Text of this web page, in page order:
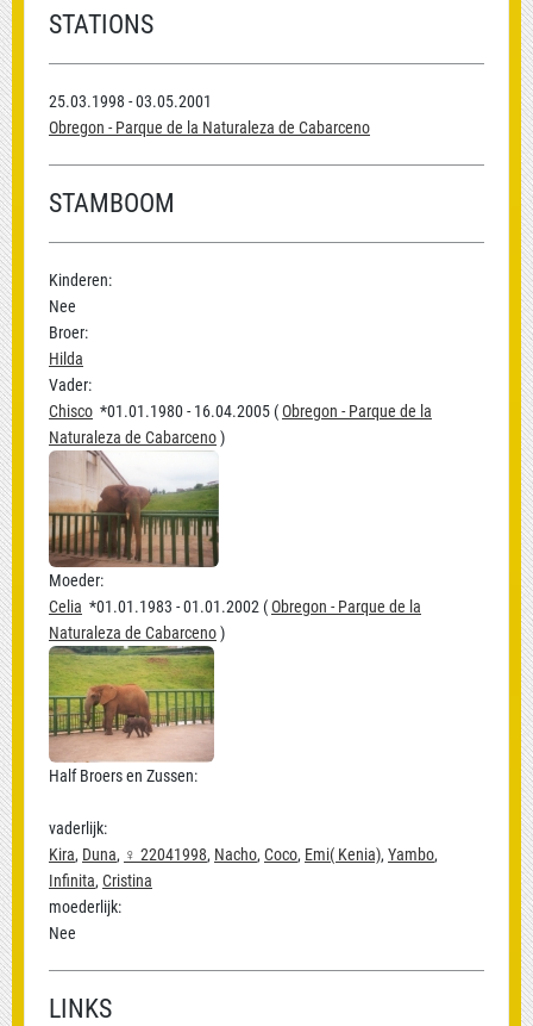
STATIONS
25.03.1998 - 03.05.2001
Obregon - Parque de la Naturaleza de Cabarceno
STAMBOOM
Kinderen:
Nee
Broer:
Hilda
Vader:
Chisco *01.01.1980 - 16.04.2005 (Obregon - Parque de la
Naturaleza de Cabarceno)
Moeder:
Celia *01.01.1983 - 01.01.2002 (Obregon - Parque de la
Naturaleza de Cabarceno)
Half Broers en Zussen:
vaderlijk:
Kira, Duna, ♀ 22041998, Nacho, Coco, Emi( Kenia), Yambo,
Infinita, Cristina
moederlijk:
Nee
LINKS